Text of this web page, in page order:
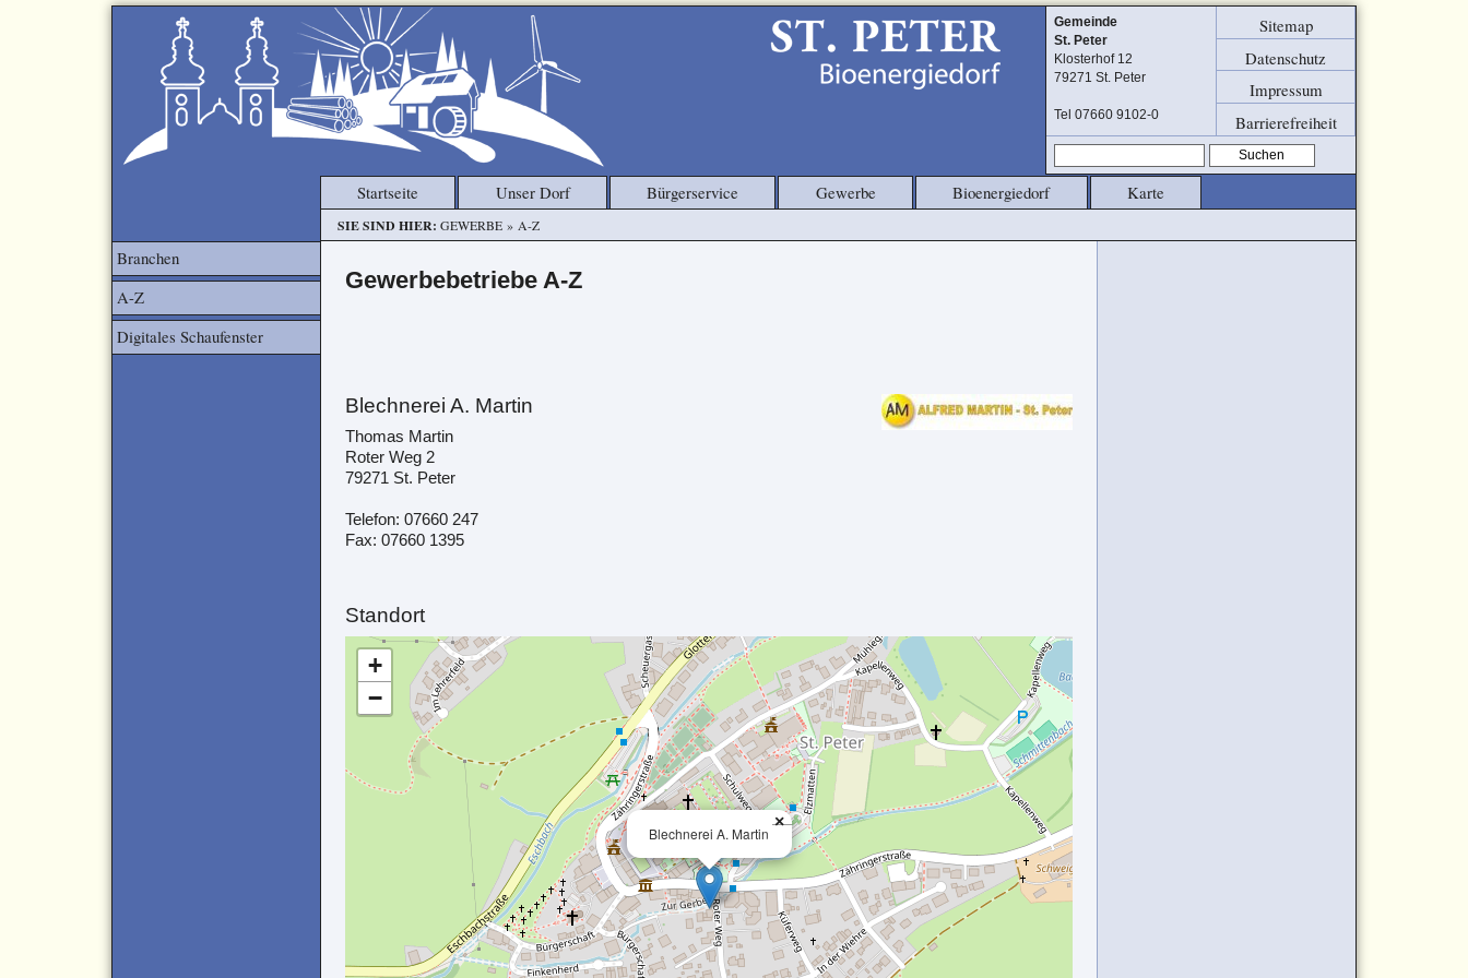
Gemeinde
St. Peter
Klosterhof 12
79271 St. Peter
Tel 07660 9102-0
Sitemap
Datenschutz
Impressum
Barrierefreiheit
Suchen
Startseite Unser Dorf Bürgerservice Gewerbe Bioenergiedorf Karte
SIE SIND HIER: GEWERBE» A-Z
Branchen
A-Z
Digitales Schaufenster
Gewerbebetriebe A-Z
Blechnerei A. Martin
Thomas Martin
Roter Weg 2
79271 St. Peter
Telefon: 07660 247
Fax: 07660 1395
Standort
Blechnerei A. Martin
×
+
−